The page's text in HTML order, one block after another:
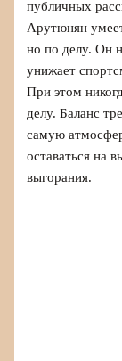
публичных
Арутюнян
но по делу. Он
унижает
При этом
делу. Баланс
самую
оставаться на
выгорания.